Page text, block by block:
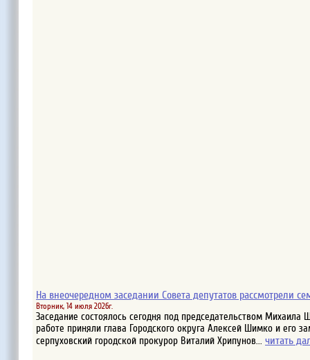
На внеочередном заседании Совета депутатов рассмотрели
Вторник, 14 июля 2026г.
Заседание состоялось сегодня под председательством Михаила
работе приняли глава Городского округа Алексей Шимко и его
серпуховский городской прокурор Виталий Хрипунов... читать